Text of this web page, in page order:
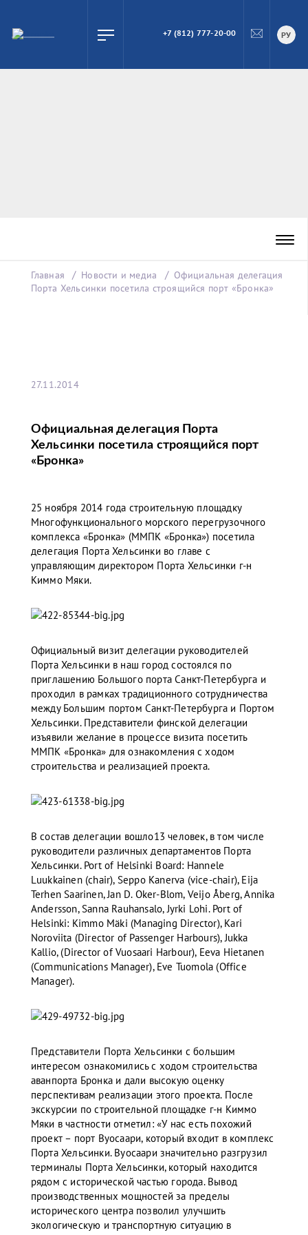
ПОИСК
+7 (812) 777-20-00 РУ
Главная Новости и медиа
Официальная делегация
Порта Хельсинки посетила строящийся порт «Бронка»
27.11.2014
Официальная делегация Порта
Хельсинки посетила строящийся порт
«Бронка»
25 ноября 2014 года строительную площадку
Многофункционального морского перегрузочного
комплекса «Бронка» (ММПК «Бронка») посетила
делегация Порта Хельсинки во главе с
управляющим директором Порта Хельсинки г-н
Киммо Мяки.
Официальный визит делегации руководителей
Порта Хельсинки в наш город состоялся по
приглашению Большого порта Санкт-Петербурга и
проходил в рамках традиционного сотрудничества
между Большим портом Санкт-Петербурга и Портом
Хельсинки. Представители финской делегации
изъявили желание в процессе визита посетить
ММПК «Бронка» для ознакомления с ходом
строительства и реализацией проекта.
В состав делегации вошло13 человек, в том числе
руководители различных департаментов Порта
Хельсинки. Port of Helsinki Board: Hannele
Luukkainen (chair), Seppo Kanerva (vice-chair), Eija
Terhen Saarinen, Jan D. Oker-Blom, Veijo Åberg, Annika
Andersson, Sanna Rauhansalo, Jyrki Lohi. Port of
Helsinki: Kimmo Mäki (Managing Director), Kari
Noroviita (Director of Passenger Harbours), Jukka
Kallio, (Director of Vuosaari Harbour), Eeva Hietanen
(Communications Manager), Eve Tuomola (Office
Manager).
Представители Порта Хельсинки с большим
интересом ознакомились с ходом строительства
аванпорта Бронка и дали высокую оценку
перспективам реализации этого проекта. После
экскурсии по строительной площадке г-н Киммо
Мяки в частности отметил: «У нас есть похожий
проект – порт Вуосаари, который входит в комплекс
Порта Хельсинки. Вуосаари значительно разгрузил
терминалы Порта Хельсинки, который находится
рядом с исторической частью города. Вывод
производственных мощностей за пределы
исторического центра позволил улучшить
экологическую и транспортную ситуацию в